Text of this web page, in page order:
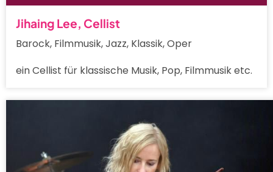
Jihaing Lee, Cellist
Barock, Filmmusik, Jazz, Klassik, Oper
ein Cellist für klassische Musik, Pop, Filmmusik etc.